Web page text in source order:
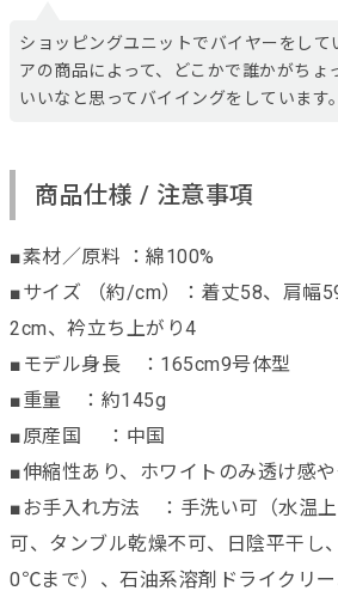
ショッピングユニットでバイヤーをして
アの商品によって、どこかで誰かがちょ
いいなと思ってバイイングをしています。
商品仕様 / 注意事項
■素材／原料 ：綿100%
■サイズ （約/cm）：着丈58、肩幅
2cm、衿立ち上がり4
■モデル身長 ：165cm9号体型
■重量 ：約145g
■原産国 ：中国
■伸縮性あり、ホワイトのみ透け感
■お手入れ方法 ：手洗い可（水温
可、タンブル乾燥不可、日陰平干し
0℃まで）、石油系溶剤ドライクリ